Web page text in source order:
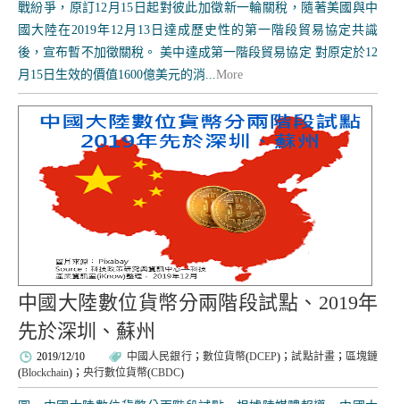
戰紛爭，原訂12月15日起對彼此加徵新一輪關稅，隨著美國與中
國大陸在2019年12月13日達成歷史性的第一階段貿易協定共識
後，宣布暫不加徵關稅。 美中達成第一階段貿易協定 對原定於12
月15日生效的價值1600億美元的消...More
中國大陸數位貨幣分兩階段試點、2019年
先於深圳、蘇州
2019/12/10 中國人民銀行； 數位貨幣(DCEP)；試點計畫； 區塊鏈
(Blockchain)； 央行數位貨幣(CBDC)